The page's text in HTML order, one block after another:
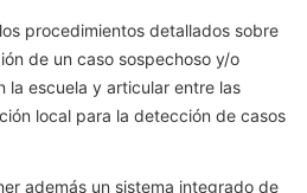
procedimientos detallados sobre
de un caso sospechoso y/o
la escuela y articular entre las
local para la detección de casos
además un sistema integrado de